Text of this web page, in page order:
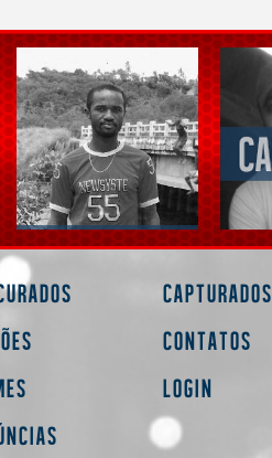
Capturados
Contatos
Login